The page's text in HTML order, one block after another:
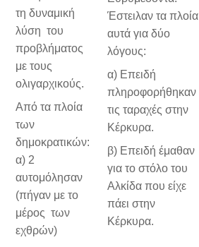
τη δυναμική
λύση του
προβλήματος
με τους
ολιγαρχικούς.
Από τα πλοία
των
δημοκρατικών:
α) 2
αυτομόλησαν
(πήγαν με το
μέρος των
εχθρών)
Έστειλαν τα πλοία
αυτά για δύο
λόγους:
α) Επειδή
πληροφορήθηκαν
τις ταραχές στην
Κέρκυρα.
β) Επειδή έμαθαν
για το στόλο του
Αλκίδα που είχε
πάει στην
Κέρκυρα.